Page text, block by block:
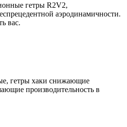
гетры R2V2,
аэродинамичности.
вас.
гетры хаки снижающие
производительность в